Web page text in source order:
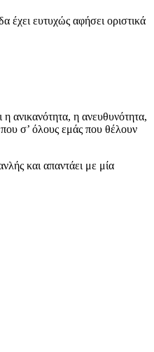
έχει ευτυχώς αφήσει οριστικά
η ανικανότητα, η ανευθυνότητα,
σ’ όλους εμάς που θέλουν
και απαντάει με μία